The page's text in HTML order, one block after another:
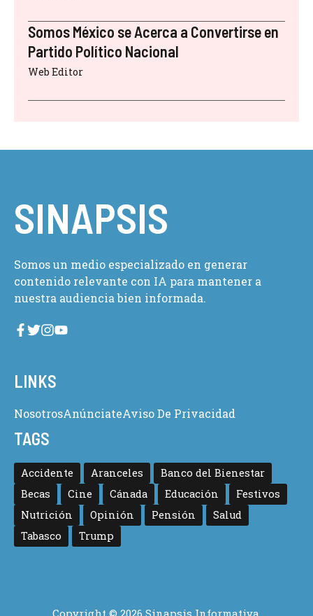
Somos México se Acerca a Convertirse en
Partido Político Nacional
Web Editor
SINAPSIS
Somos un medio especializado en generar
contenido relevante con IA para mantener a
nuestra audiencia bien informada.
LINKS
NosotrosAnúnciateAviso De Privacidad
TAGS
Accidente Aranceles
Banco del Bienestar
Becas
Cine Cánada Educación
Festivos
Nutrición
Opinión Pensión
Salud
Tabasco
Trump